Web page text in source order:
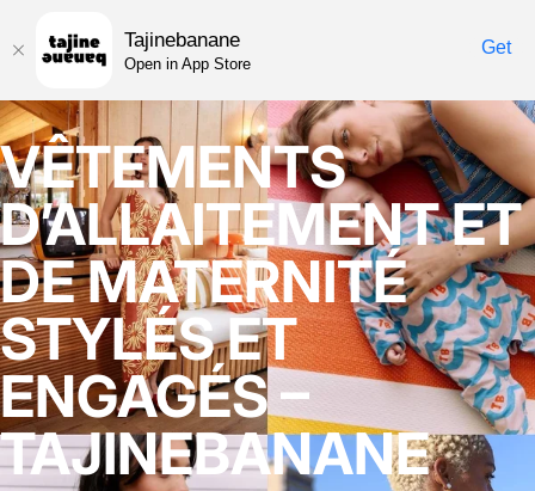
VÊTEMENTS
D’ALLAITEMENT ET
DE MATERNITÉ
STYLÉS ET
ENGAGÉS –
TAJINEBANANE
Tajinebanane
Open in App Store
Get